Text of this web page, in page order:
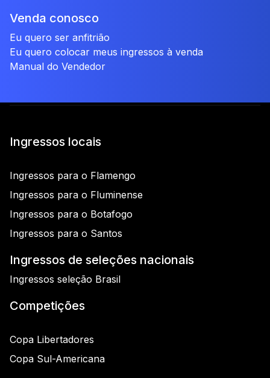
Venda conosco
Eu quero ser anfitrião
Eu quero colocar meus ingressos à venda
Manual do Vendedor
Ingressos locais
Ingressos para o Flamengo
Ingressos para o Fluminense
Ingressos para o Botafogo
Ingressos para o Santos
Ingressos de seleções nacionais
Ingressos seleção Brasil
Competições
Copa Libertadores
Copa Sul-Americana